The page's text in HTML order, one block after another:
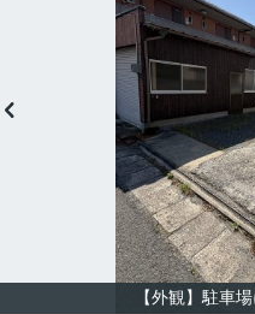
【外観】駐車